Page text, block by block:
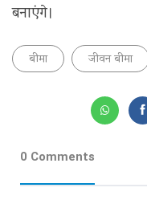
बनाएंगे।
बीमा जीवन बीमा
0 Comments